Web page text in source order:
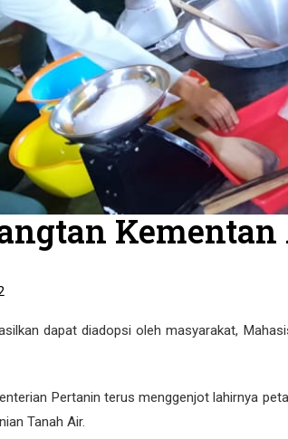
dapat diadopsi oleh masyarakat,
Pertanin terus menggenjot lahirnya
Tanah Air.